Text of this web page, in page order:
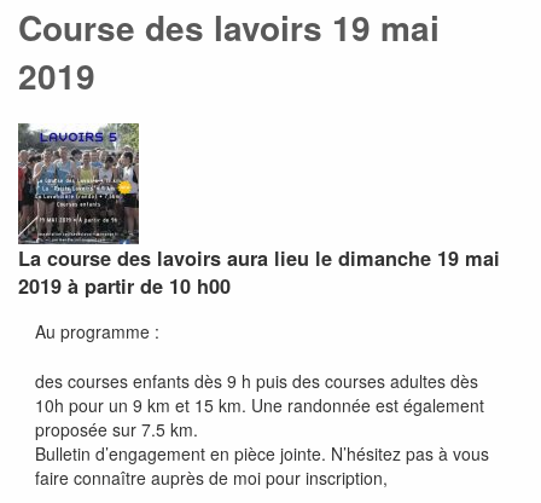
Course des lavoirs 19 mai
2019
La course des lavoirs aura lieu le dimanche 19 mai
2019 à partir de 10 h00
Au programme :
des courses enfants dès 9 h puis des courses adultes dès
10h pour un 9 km et 15 km. Une randonnée est également
proposée sur 7.5 km.
Bulletin d’engagement en pièce jointe. N’hésitez pas à vous
faire connaître auprès de moi pour inscription,